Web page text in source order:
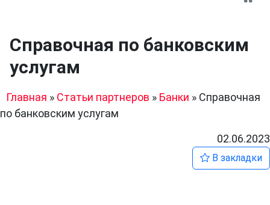
Справочная по банковским
услугам
Главная » Статьи партнеров » Банки » Справочная
по банковским услугам
02.06.2023
В закладки